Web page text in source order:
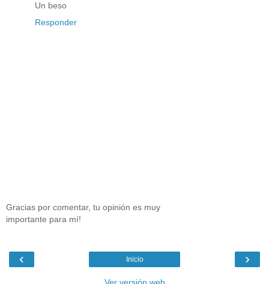
Un beso
Responder
Gracias por comentar, tu opinión es muy
importante para mí!
‹ ›
Inicio